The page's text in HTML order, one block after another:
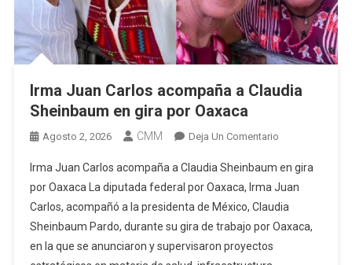
Irma Juan Carlos acompaña a Claudia
Sheinbaum en gira por Oaxaca
Agosto 2, 2026 CMM Deja Un ComentarioEn
Juan
Carlos
Acompaña
A
Irma Juan Carlos acompaña a Claudia Sheinbaum en gira
por Oaxaca La diputada federal por Oaxaca, Irma Juan
Carlos, acompañó a la presidenta de México, Claudia
Sheinbaum Pardo, durante su gira de trabajo por Oaxaca,
en la que se anunciaron y supervisaron proyectos